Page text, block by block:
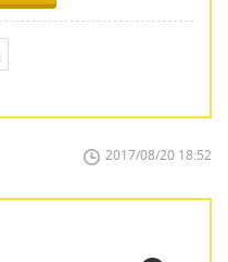
2017/08/20 18:52